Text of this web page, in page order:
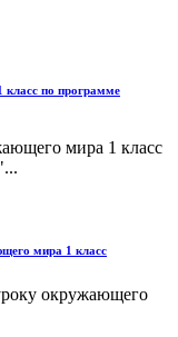
класс по программе
мира 1 класс
мира 1 класс
окружающего